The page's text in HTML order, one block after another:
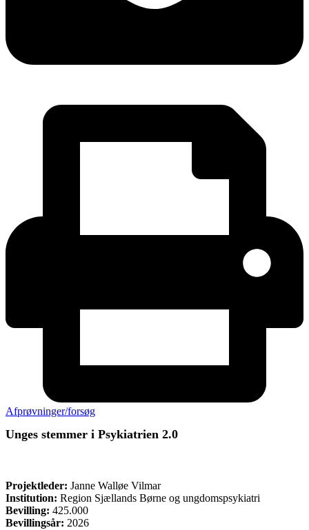
Afprøvninger/forsøg
Unges stemmer i Psykiatrien 2.0
Projektleder: Janne Walløe Vilmar
Institution: Region Sjællands Børne og ungdomspsykiatri
Bevilling: 425.000
Bevillingsår: 2026